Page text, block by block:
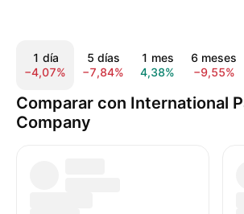
1 día
−4,07%
5 días
−7,84%
1 mes
4,38%
6 meses
−9,55%
Comparar con International
Company